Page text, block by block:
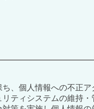
、個人情報への不正ア
ティシステムの維持・